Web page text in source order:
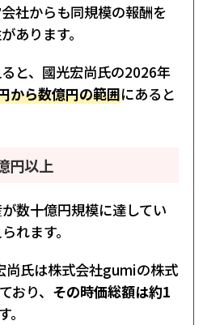
社からも同規模の報酬を
あります。
と、國光宏尚氏の2026年
から数億円の範囲にあると
円以上
数十億円規模に達してい
れます。
尚氏は株式会社gumiの株式
おり、 その時価総額は約1
。